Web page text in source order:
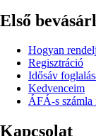
Első
Hogyan
Regisztráció
Idősáv
Kedvenceim
ÁFÁ-s számla
Kapcsolat